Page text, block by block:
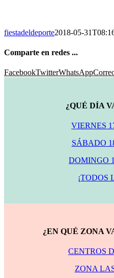
fiestadeldeporte2018-05-
Comparte en redes ...
FacebookTwitterWhatsApp
¿QUÉ DÍA
VIERNES
SÁBADO
DOMINGO
¡TODOS
¿EN QUÉ ZONA
CENTROS
ZONA